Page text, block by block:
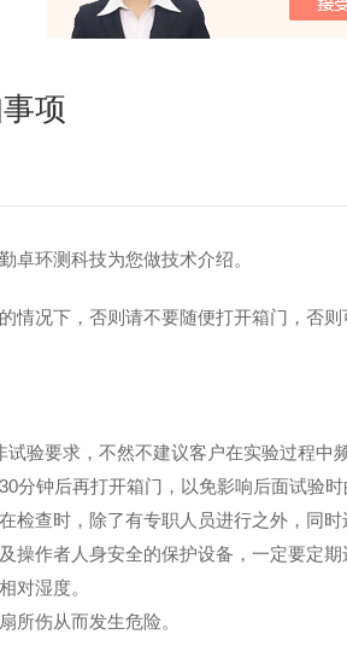
项
卓环测科技为您做技术介绍。
况下，否则请不要随便打开箱门，否则
验要求，不然不建议客户在实验过程中
钟后再打开箱门，以免影响后面试验时
检查时，除了有专职人员进行之外，同
作者人身安全的保护设备，一定要定期
对湿度。
所伤从而发生危险。